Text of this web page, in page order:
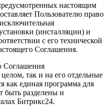
настоящим
Пользователю право
(инсталляции) и
с его технической
Соглашения.
Соглашения
так и на его отдельные
как единая программа для
разделены и
Битрикс24.